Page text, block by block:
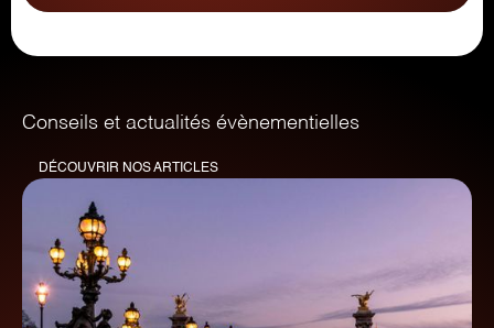
Conseils et actualités évènementielles
DÉCOUVRIR NOS ARTICLES